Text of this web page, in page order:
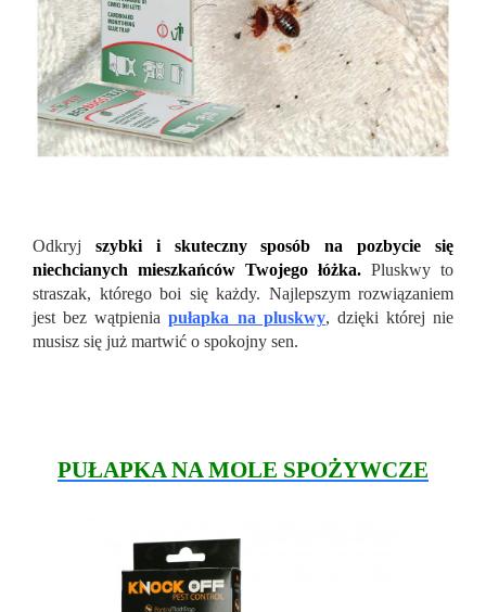
Odkryj szybki i skuteczny sposób na pozbycie się
niechcianych mieszkańców Twojego łóżka. Pluskwy to
straszak, którego boi się każdy. Najlepszym rozwiązaniem
jest bez wątpieniapułapka na pluskwy, dzięki której nie
musisz się już martwić o spokojny sen.
PUŁAPKA NA MOLE SPOŻYWCZE